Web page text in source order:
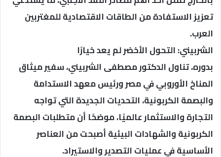
تعزيز الاستفادة من الطاقات الاقتصادية للمغتربين
العرب.
الشربيني: التحول الأخضر لم يعد خيارًا
بدوره، تناول الدكتور مصطفى الشربيني، سفير ميثاق
المناخ الأوروبي في مصر ورئيس معهد الاستدامة
والبصمة الكربونية، التحديات الجديدة التي تواجه
التجارة والاستثمار عالميًا، موضحًا أن متطلبات البصمة
الكربونية والشهادات البيئية أصبحت من العناصر
الأساسية في عمليات التصدير والاستيراد.